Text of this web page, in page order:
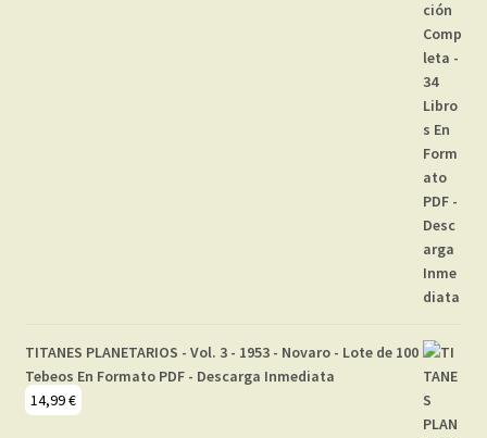
TITANES PLANETARIOS - Vol. 3 - 1953 - Novaro - Lote de 100
Tebeos En Formato PDF - Descarga Inmediata
14,99€